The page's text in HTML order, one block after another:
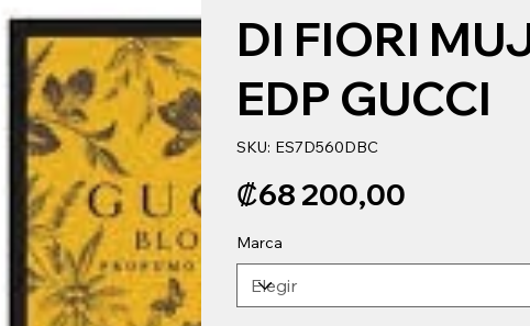
DI FIORI
EDP GUCCI
SKU: SKU
ES7D560DBC
ES7D560DBC
₡68 200,00
Marca